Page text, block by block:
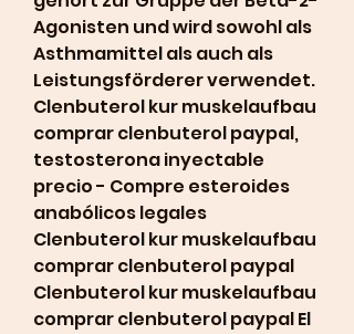
Agonisten und wird sowohl als
Asthmamittel als auch als
Leistungsförderer verwendet.
Clenbuterol kur muskelaufbau
comprar clenbuterol paypal,
testosterona inyectable
precio - Compre esteroides
anabólicos legales
Clenbuterol kur muskelaufbau
comprar clenbuterol paypal
Clenbuterol kur muskelaufbau
comprar clenbuterol paypal El